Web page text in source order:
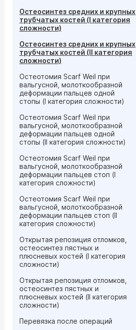
Остеосинтез средних и крупных
трубчатых костей (I категория
сложности)
Остеосинтез средних и крупных
трубчатых костей (II категория
сложности)
Остеотомия Scarf Weil при
вальгусной, молоткообразной
деформации пальцев одной
стопы (I категория сложности)
Остеотомия Scarf Weil при
вальгусной, молоткообразной
деформации пальцев одной
стопы (II категория сложности)
Остеотомия Scarf Weil при
вальгусной, молоткообразной
деформации пальцев стоп (I
категория сложности)
Остеотомия Scarf Weil при
вальгусной, молоткообразной
деформации пальцев стоп (II
категория сложности)
Открытая репозиция отломков,
остеосинтез пястных и
плюсневых костей (I категория
сложности)
Открытая репозиция отломков,
остеосинтез пястных и
плюсневых костей (II категория
сложности)
Перевязка после операций